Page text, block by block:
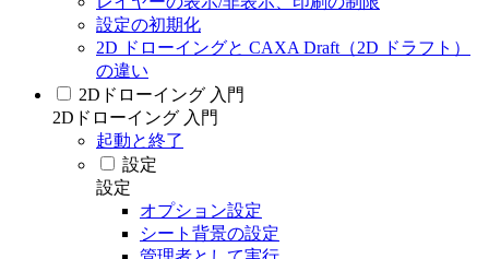
設定の初期化
2D ドローイングと CAXA Draft（2D ドラフト）
の違い
2Dドローイング 入門
2Dドローイング 入門
起動と終了
設定
設定
オプション設定
シート背景の設定